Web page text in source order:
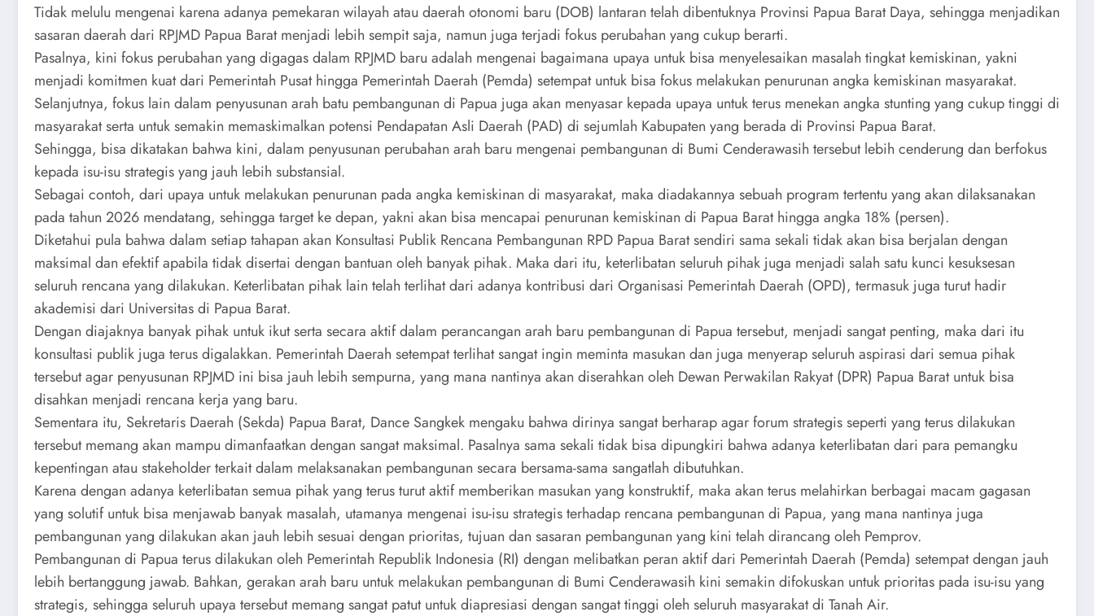
Tidak melulu mengenai karena adanya pemekaran wilayah atau daerah otonomi baru (DOB) lantaran telah dibentuknya Provinsi Papua Barat Daya, sehingga menjadikan
sasaran daerah dari RPJMD Papua Barat menjadi lebih sempit saja, namun juga terjadi fokus perubahan yang cukup berarti.
Pasalnya, kini fokus perubahan yang digagas dalam RPJMD baru adalah mengenai bagaimana upaya untuk bisa menyelesaikan masalah tingkat kemiskinan, yakni
menjadi komitmen kuat dari Pemerintah Pusat hingga Pemerintah Daerah (Pemda) setempat untuk bisa fokus melakukan penurunan angka kemiskinan masyarakat.
Selanjutnya, fokus lain dalam penyusunan arah batu pembangunan di Papua juga akan menyasar kepada upaya untuk terus menekan angka stunting yang cukup tinggi di
masyarakat serta untuk semakin memaskimalkan potensi Pendapatan Asli Daerah (PAD) di sejumlah Kabupaten yang berada di Provinsi Papua Barat.
Sehingga, bisa dikatakan bahwa kini, dalam penyusunan perubahan arah baru mengenai pembangunan di Bumi Cenderawasih tersebut lebih cenderung dan berfokus
kepada isu-isu strategis yang jauh lebih substansial.
Sebagai contoh, dari upaya untuk melakukan penurunan pada angka kemiskinan di masyarakat, maka diadakannya sebuah program tertentu yang akan dilaksanakan
pada tahun 2026 mendatang, sehingga target ke depan, yakni akan bisa mencapai penurunan kemiskinan di Papua Barat hingga angka 18% (persen).
Diketahui pula bahwa dalam setiap tahapan akan Konsultasi Publik Rencana Pembangunan RPD Papua Barat sendiri sama sekali tidak akan bisa berjalan dengan
maksimal dan efektif apabila tidak disertai dengan bantuan oleh banyak pihak. Maka dari itu, keterlibatan seluruh pihak juga menjadi salah satu kunci kesuksesan
seluruh rencana yang dilakukan. Keterlibatan pihak lain telah terlihat dari adanya kontribusi dari Organisasi Pemerintah Daerah (OPD), termasuk juga turut hadir
akademisi dari Universitas di Papua Barat.
Dengan diajaknya banyak pihak untuk ikut serta secara aktif dalam perancangan arah baru pembangunan di Papua tersebut, menjadi sangat penting, maka dari itu
konsultasi publik juga terus digalakkan. Pemerintah Daerah setempat terlihat sangat ingin meminta masukan dan juga menyerap seluruh aspirasi dari semua pihak
tersebut agar penyusunan RPJMD ini bisa jauh lebih sempurna, yang mana nantinya akan diserahkan oleh Dewan Perwakilan Rakyat (DPR) Papua Barat untuk bisa
disahkan menjadi rencana kerja yang baru.
Sementara itu, Sekretaris Daerah (Sekda) Papua Barat, Dance Sangkek mengaku bahwa dirinya sangat berharap agar forum strategis seperti yang terus dilakukan
tersebut memang akan mampu dimanfaatkan dengan sangat maksimal. Pasalnya sama sekali tidak bisa dipungkiri bahwa adanya keterlibatan dari para pemangku
kepentingan atau stakeholder terkait dalam melaksanakan pembangunan secara bersama-sama sangatlah dibutuhkan.
Karena dengan adanya keterlibatan semua pihak yang terus turut aktif memberikan masukan yang konstruktif, maka akan terus melahirkan berbagai macam gagasan
yang solutif untuk bisa menjawab banyak masalah, utamanya mengenai isu-isu strategis terhadap rencana pembangunan di Papua, yang mana nantinya juga
pembangunan yang dilakukan akan jauh lebih sesuai dengan prioritas, tujuan dan sasaran pembangunan yang kini telah dirancang oleh Pemprov.
Pembangunan di Papua terus dilakukan oleh Pemerintah Republik Indonesia (RI) dengan melibatkan peran aktif dari Pemerintah Daerah (Pemda) setempat dengan jauh
lebih bertanggung jawab. Bahkan, gerakan arah baru untuk melakukan pembangunan di Bumi Cenderawasih kini semakin difokuskan untuk prioritas pada isu-isu yang
strategis, sehingga seluruh upaya tersebut memang sangat patut untuk diapresiasi dengan sangat tinggi oleh seluruh masyarakat di Tanah Air.